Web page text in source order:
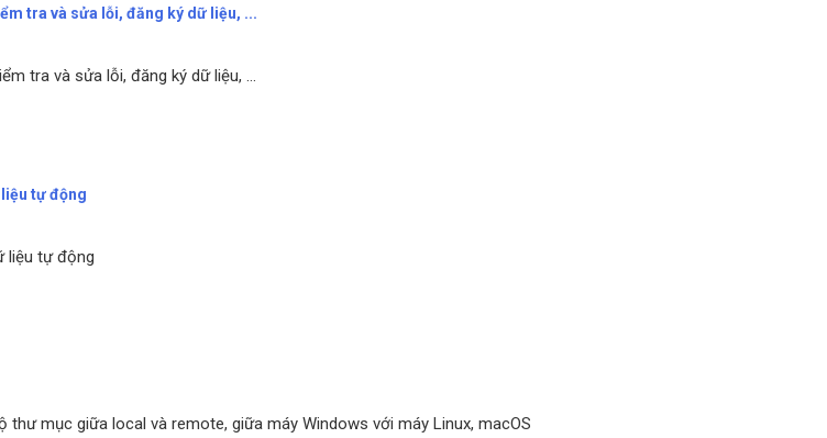
tra và sửa lỗi, đăng ký dữ liệu, ...
tra và sửa lỗi, đăng ký dữ liệu, ...
tự động
liệu tự động
mục giữa local và remote, giữa máy Windows với máy Linux, macOS